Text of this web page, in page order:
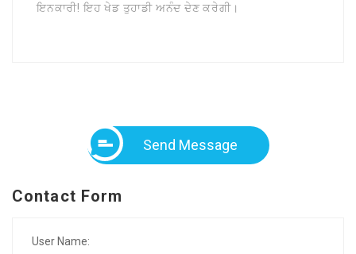
ਇਨਕਾਰੀ! ਇਹ ਖੇਡ ਤੁਹਾਡੀ ਅਨੰਦ ਦੇਣ ਕਰੇਗੀ।
Send Message
Contact Form
User Name: